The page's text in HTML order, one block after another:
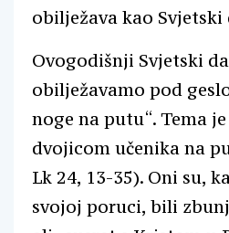
obilježava kao Svjetski
Ovogodišnji Svjetski
obilježavamo pod
noge na putu“. Tema
dvojicom učenika na
Lk 24, 13-35). Oni su,
svojoj poruci, bili